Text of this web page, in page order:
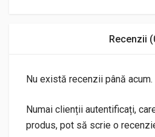
Recenzii
Nu există recenzii până acum.
Numai clienții autentificați,
produs, pot să scrie o